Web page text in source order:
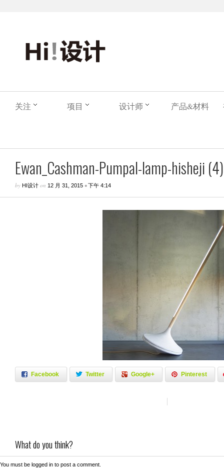
关注 项目 设计师 产品&材料
Ewan_Cashman-Pumpal-lamp-hisheji (4)
by HI设计 on 12 月 31, 2015 •下午 4:14
Facebook Twitter Google+ Pinterest
What do you think?
You must be logged in to post a comment.